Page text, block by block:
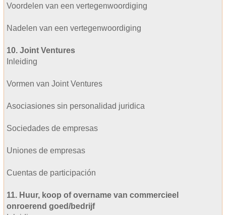
Voordelen van een vertegenwoordiging
Nadelen van een vertegenwoordiging
10. Joint Ventures
Inleiding
Vormen van Joint Ventures
Asociasiones sin personalidad juridica
Sociedades de empresas
Uniones de empresas
Cuentas de participación
11. Huur, koop of overname van commercieel
onroerend goed/bedrijf